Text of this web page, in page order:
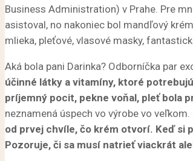
Business Administration) v Prahe. Pre
asistoval, no nakoniec bol mandľový
mlieka, pleťové, vlasové masky,
Aká bola pani Darinka? Odborníčka par
účinné látky a vitamíny, ktoré
príjemný pocit, pekne voňal, pleť bola
neznamená úspech vo výrobe vo
od prvej chvíle, čo krém otvorí. Keď si
Pozoruje, či sa musí natrieť viackrát